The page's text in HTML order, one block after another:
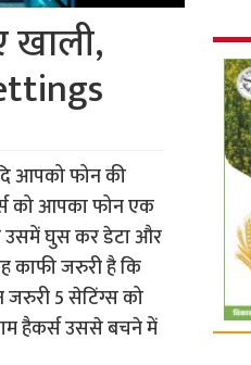
खाली,
आपको फोन की
को आपका फोन एक
उसमें घुस कर डेटा और
काफी जरुरी है कि
5 सेटिंग्स को
हैकर्स उससे बचने में